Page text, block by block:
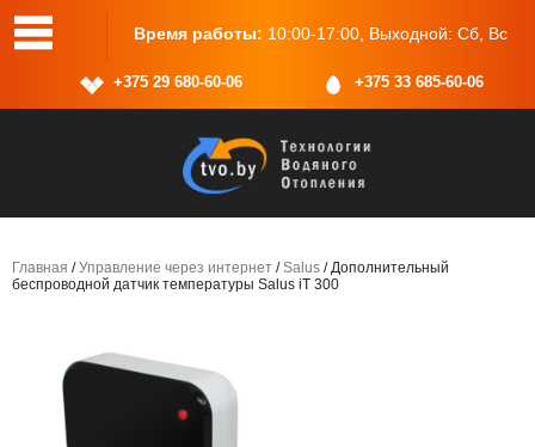
пом.2 Время работы:10:00-17:00, Выходной: Сб, Вс
+375 29 680-60-06 +375 33 685-60-06
Главная /Управление через интернет /Salus / Дополнительный
беспроводной датчик температуры Salus iT 300